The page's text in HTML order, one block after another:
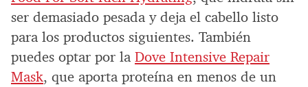
ser demasiado pesada y deja el cabello listo
para los productos siguientes. También
puedes optar por la Dove Intensive Repair
Mask, que aporta proteína en menos de un